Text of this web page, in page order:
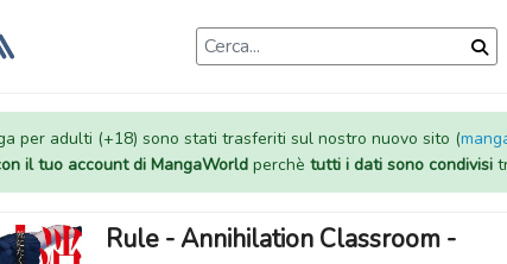
per adulti (+18) sono stati trasferiti sul nostro nuovo sito (
il tuo account di MangaWorldperchè tutti i dati sono condivisi
Rule - Annihilation Classroom -